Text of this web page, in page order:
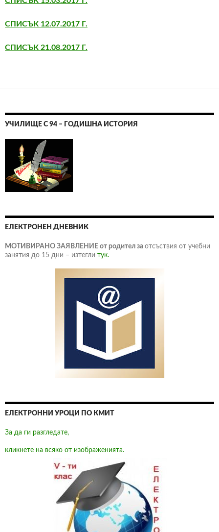
СПИСЪК 12.07.2017 Г.
СПИСЪК 21.08.2017 Г.
УЧИЛИЩЕ С 94 – ГОДИШНА ИСТОРИЯ
ЕЛЕКТРОНЕН ДНЕВНИК
МОТИВИРАНО ЗАЯВЛЕНИЕ от родител за отсъствия от учебни
занятия до 15 дни – изтегли тук.
ЕЛЕКТРОННИ УРОЦИ ПО КМИТ
За да ги разгледате,
кликнете на всяко от изображенията.